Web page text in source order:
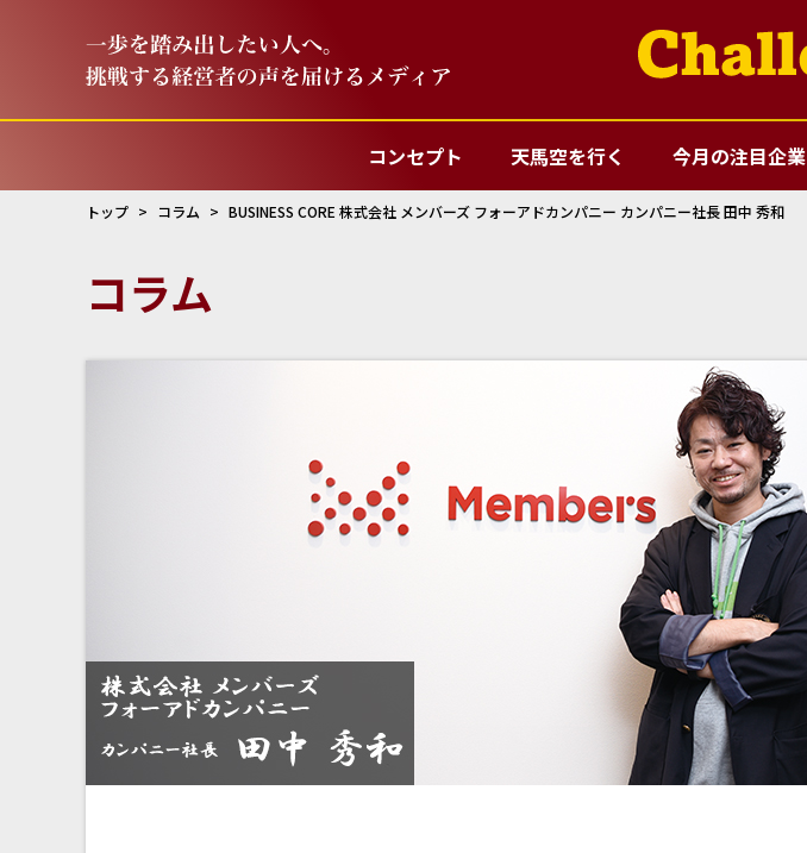
コンセプト 天馬空を行く 今月の注目企業
トップ コラム BUSINESS CORE 株式会社 メンバーズ フォーアドカンパニー カンパニー社長 田中 秀和
コラム